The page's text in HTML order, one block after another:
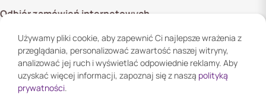
Odbiór zamówień internetowych
02-285 Warszawa
Godziny otwarcia:
Pn. - Pt. 08:00 - 16:00
Używamy pliki cookie, aby zapewnić Ci najlepsze wrażenia z
przeglądania, personalizować zawartość naszej witryny,
analizować jej ruch i wyświetlać odpowiednie reklamy. Aby
uzyskać więcej informacji, zapoznaj się z naszą polityką
prywatności.